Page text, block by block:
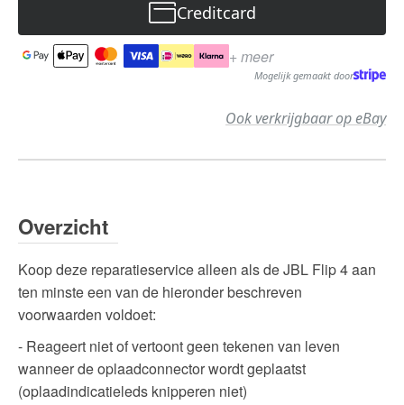
Creditcard
+ meer
Mogelijk gemaakt door
Ook verkrijgbaar op eBay
Overzicht
Koop deze reparatieservice alleen als de JBL Flip 4 aan
ten minste een van de hieronder beschreven
voorwaarden voldoet:
- Reageert niet of vertoont geen tekenen van leven
wanneer de oplaadconnector wordt geplaatst
(oplaadindicatieleds knipperen niet)